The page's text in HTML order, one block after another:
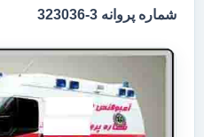
شماره پروانه 3-323036